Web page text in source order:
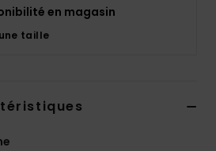
en magasin
taille